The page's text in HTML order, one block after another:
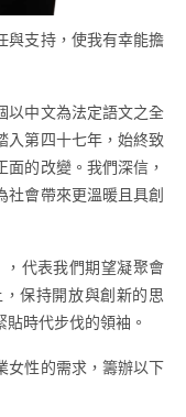
與支持，使我有幸能擔
以中文為法定語文之全
入第四十七年，始終致
的改變。我們深信，
社會帶來更溫暖且具創
代表我們期望凝聚會
保持開放與創新的思
時代步伐的領袖。
女性的需求，籌辦以下